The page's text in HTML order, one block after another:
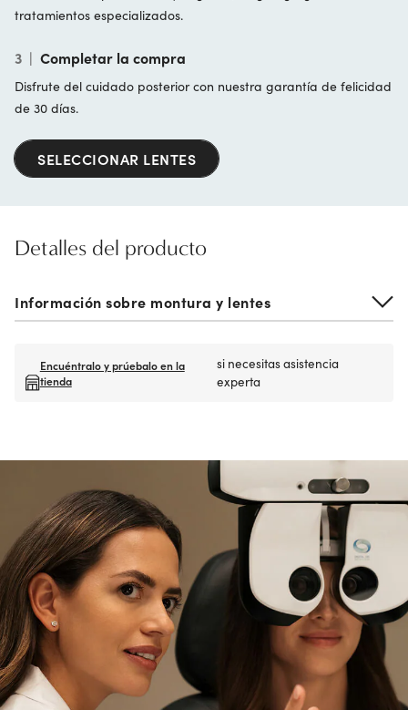
tratamientos especializados.
3 | Completar la compra
Disfrute del cuidado posterior con nuestra garantía de felicidad
de 30 días.
SELECCIONAR LENTES
Detalles del producto
Información sobre montura y lentes
Encuéntralo y prúebalo en la
tienda
si necesitas asistencia
experta